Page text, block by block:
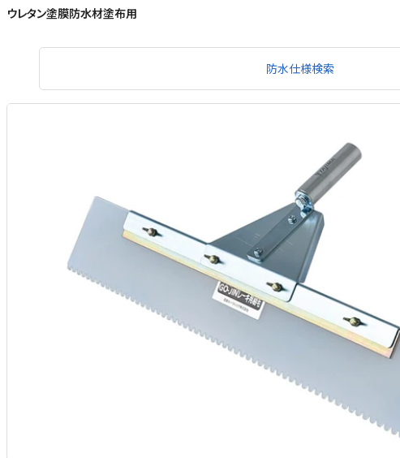
ウレタン塗膜防水材塗布用
防水仕様検索